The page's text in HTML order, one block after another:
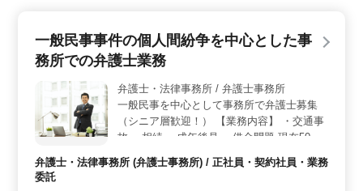
休完全2日制や駅から徒歩1分の好立地に加え、未経験分
野へのサポートがあるため、安心して新しい分野に挑戦
働き方が可能です。 ＜チームワークと若手育成＞
若手スタッフが経験者のサポートを必要としており、チ
ーム全体での連携が求められます。50代以上のベテラン
弁護士の経験と指導により、チームメンバーの成長やス
一般民事事件の個人間紛争を中心とした事
務所での弁護士業務
弁護士・法律事務所 / 弁護士事務所
一般民事を中心として事務所で弁護士募集
（シニア層歓迎！） 【業務内容】 ・交通事
故 ・相続 ・成年後見 ・借金問題 現在50歳
ひ今までの経験を活かして頂ける方のご応募
弁護士・法律事務所 (弁護士事務所) / 正社員・契約社員・業務
委託